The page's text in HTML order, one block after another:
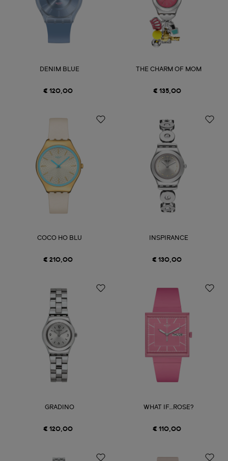
DENIM BLUE
€ 120,00
THE CHARM OF MOM
€ 135,00
COCO HO BLU
€ 210,00
INSPIRANCE
€ 130,00
GRADINO
€ 120,00
WHAT IF…ROSE?
€ 110,00